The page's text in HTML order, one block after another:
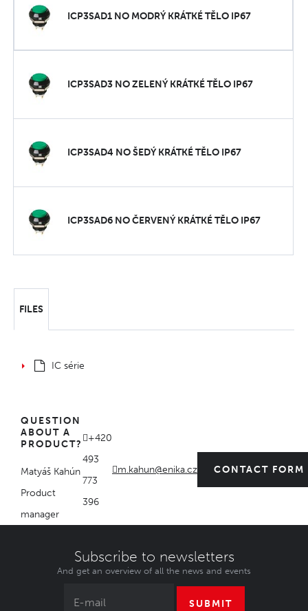
ICP3SAD1 NO MODRÝ KRÁTKÉ TĚLO IP67
ICP3SAD3 NO ZELENÝ KRÁTKÉ TĚLO IP67
ICP3SAD4 NO ŠEDÝ KRÁTKÉ TĚLO IP67
ICP3SAD6 NO ČERVENÝ KRÁTKÉ TĚLO IP67
FILES
IC série
QUESTION
ABOUT A
PRODUCT?
Matyáš Kahún
Product
manager
+420
493
773
396
m.kahun@enika.cz CONTACT FORM
Subscribe to newsletters
And get an overview of all the news and events
SUBMIT